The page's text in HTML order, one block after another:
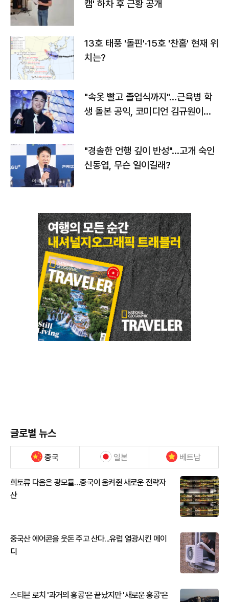
캠' 하차 후 근황 공개
13호 태풍 '돌핀'·15호 '찬홈' 현재 위
치는?
"속옷 빨고 졸업식까지"…근육병 학
생 돌본 공익, 코미디언 김규원이었
"경솔한 언행 깊이 반성"…고개 숙인
신동엽, 무슨 일이길래?
글로벌 뉴스
중국 일본 베트남
희토류 다음은 광모듈…중국이 움켜쥔 새로운 전략자
산
중국산 에어콘을 웃돈 주고 산다...유럽 열광시킨 메이
디
스티븐 로치 '과거의 홍콩'은 끝났지만 '새로운 홍콩'은